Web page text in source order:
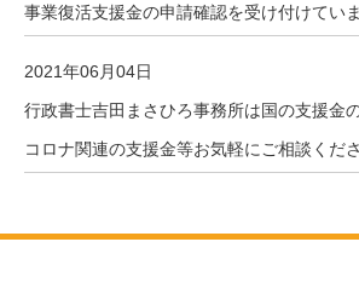
事業復活支援金の申請確認を受け付けていま
2021年06月04日
行政書士吉田まさひろ事務所は国の支援金
コロナ関連の支援金等お気軽にご相談くださ